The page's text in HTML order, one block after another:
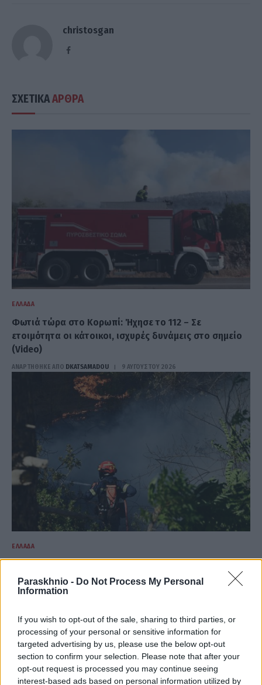
Paraskhnio - Do Not Process My Personal
Information
If you wish to opt-out of the sale, sharing to third parties, or
processing of your personal or sensitive information for
targeted advertising by us, please use the below opt-out
section to confirm your selection. Please note that after your
opt-out request is processed you may continue seeing
interest-based ads based on personal information utilized by
christosgan
Facebook
ΣΧΕΤΙΚΑΑΡΘΡΑ
ΕΛΛΆΔΑ
Φωτιά τώρα στο Κορωπί: Ήχησε το 112 – Σε
ετοιμότητα οι κάτοικοι, ισχυρές δυνάμεις στο σημείο
(Video)
ΑΝΑΡΤΗΘΗΚΕ ΑΠΟ DKATSAMADOU 9 ΑΥΓΟΎΣΤΟΥ 2026
ΕΛΛΆΔΑ
Πυρκαγιά σε χαμηλή βλάστηση στην περιοχή Παγούρια
Κομοτηνής
ΑΝΑΡΤΗΘΗΚΕ ΑΠΟ ΕΛΕΑΝΑ ΖΑΜΠΑΡΑ